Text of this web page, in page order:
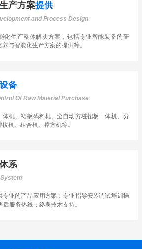
产方案提供
and Process Design
化生产整体解决方案，包括专业智能装备的研
与智能化生产方案的提供等。
备
Of Raw Material Purchase
体机、裙板码料机、全自动方桩裙板一体机、分
机、组合机、撑方机等。
系
专业的产品应用方案；专业指导安装调试培训操
服务热线；终身技术支持。